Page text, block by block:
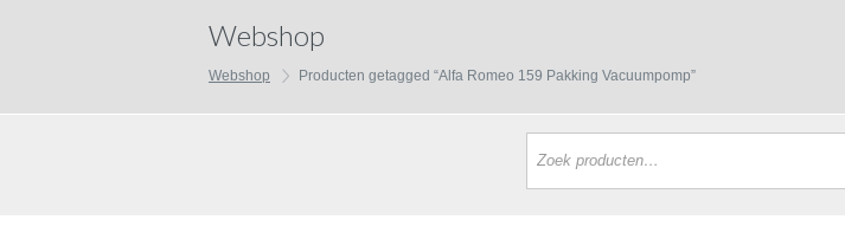
Webshop
Webshop Producten getagged “Alfa Romeo 159 Pakking Vacuumpomp”